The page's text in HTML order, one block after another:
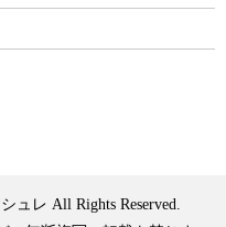
ュレ All Rights Reserved.